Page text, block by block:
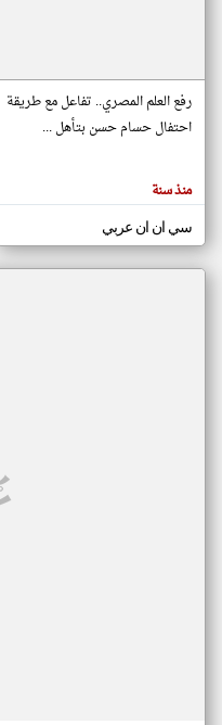
المقالات
الموجوده
هنا عن
رفع العلم المصري.. تفاعل مع طريقة
احتفال حسام حسن بتأهل ...
منذ سنة
سي ان ان عربي